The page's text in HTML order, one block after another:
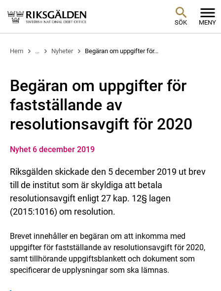
SÖK MENY
Hem ... Nyheter Begäran om uppgifter för...
Begäran om uppgifter för
fastställande av
resolutionsavgift för 2020
Nyhet 6 december 2019
Riksgälden skickade den 5 december 2019 ut brev
till de institut som är skyldiga att betala
resolutionsavgift enligt 27 kap. 12§ lagen
(2015:1016) om resolution.
Brevet innehåller en begäran om att inkomma med
uppgifter för fastställande av resolutionsavgift för 2020,
samt tillhörande uppgiftsblankett och dokument som
specificerar de upplysningar som ska lämnas.